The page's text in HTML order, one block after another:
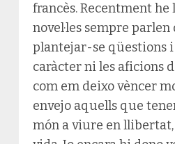
francès. Recentment
novel·les sempre
plantejar-se qüestions i
caràcter ni les aficions
com em deixo vèncer
envejo aquells que
món a viure en llibertat,